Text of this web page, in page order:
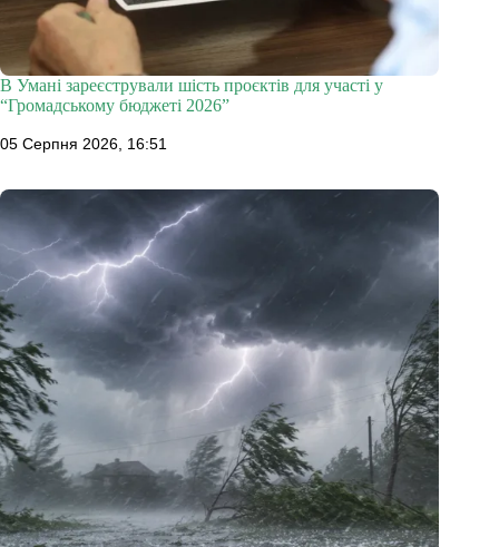
В Умані зареєстрували шість проєктів для участі у
“Громадському бюджеті 2026”
05 Серпня 2026, 16:51